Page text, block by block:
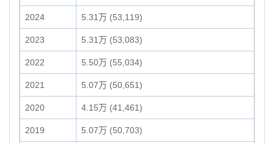
2024 5.31万 (53,119)
2023 5.31万 (53,083)
2022 5.50万 (55,034)
2021 5.07万 (50,651)
2020 4.15万 (41,461)
2019 5.07万 (50,703)